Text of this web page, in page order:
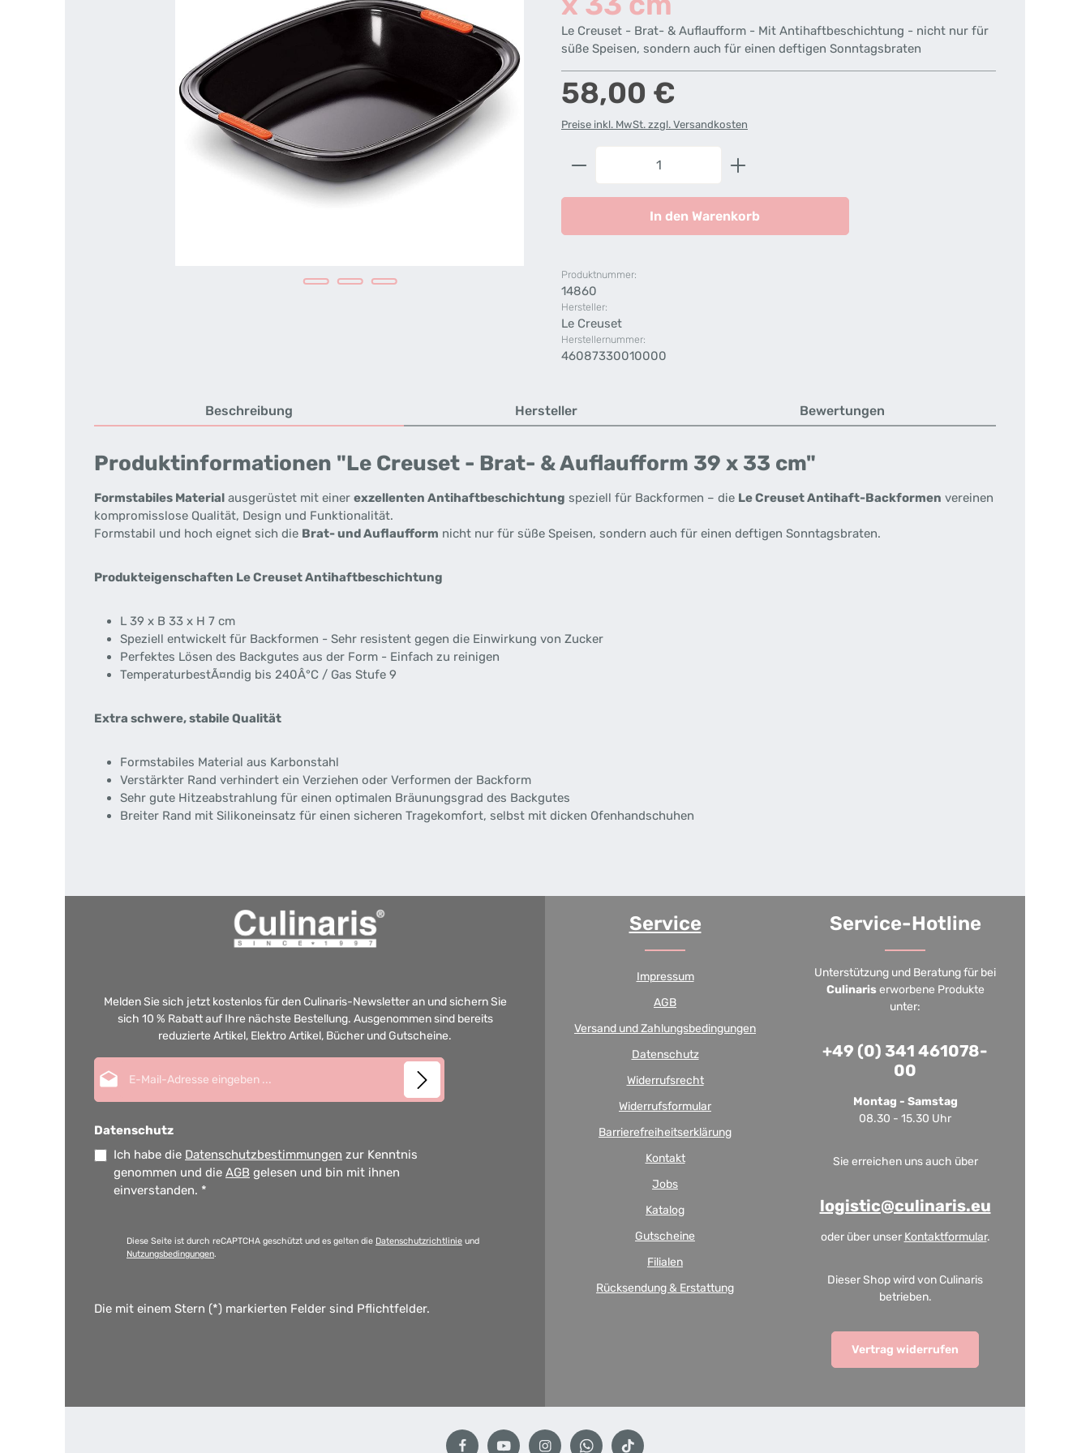
Le Creuset - Brat- & Auflaufform - Mit Antihaftbeschichtung - nicht nur für
süße Speisen, sondern auch für einen deftigen Sonntagsbraten
Regulärer Preis:
58,00 €
Preise inkl. MwSt. zzgl. Versandkosten
Produkt Anzahl: Gib den gewünschten Wert ein oder
In den Warenkorb
Produktnummer:
14860
Hersteller:
Le Creuset
Herstellernummer:
46087330010000
Beschreibung Hersteller Bewertungen
Produktinformationen "Le Creuset - Brat- & Auflaufform 39 x 33 cm"
Formstabiles Material ausgerüstet mit einer exzellenten Antihaftbeschichtung speziell für Backformen – die Le Creuset Antihaft-Backformen vereinen
kompromisslose Qualität, Design und Funktionalität.
Formstabil und hoch eignet sich die Brat- und Auflaufform nicht nur für süße Speisen, sondern auch für einen deftigen Sonntagsbraten.
Produkteigenschaften Le Creuset Antihaftbeschichtung
L 39 x B 33 x H 7 cm
Speziell entwickelt für Backformen - Sehr resistent gegen die Einwirkung von Zucker
Perfektes Lösen des Backgutes aus der Form - Einfach zu reinigen
TemperaturbestÃ¤ndig bis 240Â°C / Gas Stufe 9
Extra schwere, stabile Qualität
Formstabiles Material aus Karbonstahl
Verstärkter Rand verhindert ein Verziehen oder Verformen der Backform
Sehr gute Hitzeabstrahlung für einen optimalen Bräunungsgrad des Backgutes
Breiter Rand mit Silikoneinsatz für einen sicheren Tragekomfort, selbst mit dicken Ofenhandschuhen
Melden Sie sich jetzt kostenlos für den Culinaris-Newsletter an und sichern Sie
sich 10 % Rabatt auf Ihre nächste Bestellung. Ausgenommen sind bereits
reduzierte Artikel, Elektro Artikel, Bücher und Gutscheine.
Datenschutz
Ich habe die Datenschutzbestimmungen zur Kenntnis
genommen und die AGB gelesen und bin mit ihnen
einverstanden. *
Diese Seite ist durch reCAPTCHA geschützt und es gelten die Datenschutzrichtlinie und
Nutzungsbedingungen.
Die mit einem Stern (*) markierten Felder sind Pflichtfelder.
Service
Impressum
AGB
Versand und Zahlungsbedingungen
Datenschutz
Widerrufsrecht
Widerrufsformular
Barrierefreiheitserklärung
Kontakt
Jobs
Katalog
Gutscheine
Filialen
Rücksendung & Erstattung
Service-Hotline
Unterstützung und Beratung für bei
Culinariserworbene Produkte
unter:
+49 (0) 341 461078-
00
Montag - Samstag
08.30 - 15.30 Uhr
Sie erreichen uns auch über
logistic@culinaris.eu
oder über unser Kontaktformular.
Dieser Shop wird von Culinaris
betrieben.
Vertrag widerrufen